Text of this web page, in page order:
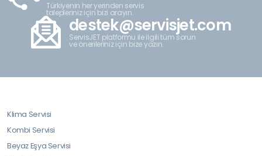
Türkiyenin her yerinden servis
talepleriniz için bizi arayın.
destek@servisjet.com
ServisJET platformu ile ilgili tüm sorun
ve önerileriniz için bize yazın.
Klima Servisi
Kombi Servisi
Beyaz Eşya Servisi